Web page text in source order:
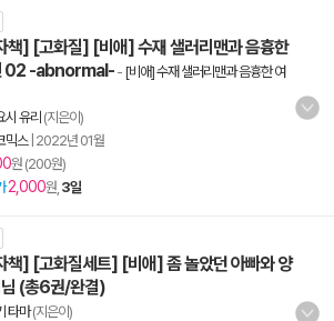
책] [고화질] [비애] 수재 샐러리맨과 음흉한
02 -abnormal- - [비애] 수재 샐러리맨과 음흉한 여
시 유리 (지은이)
믹스| 2022년 01월
원 (200원)
2,000원, 3일
책] [고화질세트] [비애] 좀 놀았던 아빠와 양
(총6권/완결)
타마(지은이)